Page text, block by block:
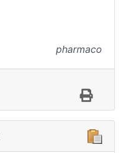
pharmaco